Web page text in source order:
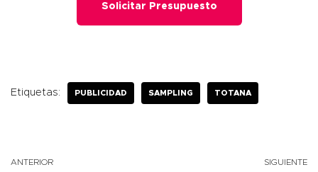
Solicitar Presupuesto
Etiquetas: PUBLICIDAD SAMPLING TOTANA
ANTERIOR SIGUIENTE